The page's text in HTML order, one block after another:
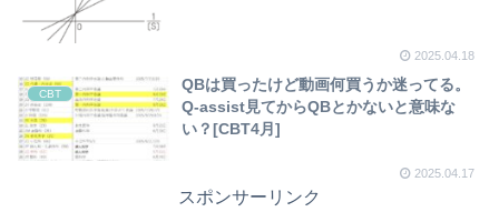
2025.04.18
CBT
QBは買ったけど動画何買うか迷ってる。
Q-assist見てからQBとかないと意味な
い？[CBT4月]
2025.04.17
スポンサーリンク